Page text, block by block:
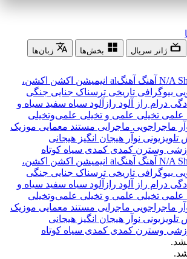
ژانر سریال بخش‌ها
زبان‌ها
N/A آهنگ آهنگal انیمیشن اکشن اکشن،
بیوگرافی تاریخی ترسناک جنایی جنگی
درام راز آلود رازآلود سیاه سفید سیاه و
علمی تخیلی علمی و تخیلی علمی‌و‌تخیلی
ماجراجویی ماجرایی مستند معمایی موزیک
تلویزیونی نوآر هیجان انگیز هیجانی
وسترن کمدی کمدی سیاه کوتاه
N/A آهنگ آهنگal انیمیشن اکشن اکشن،
بیوگرافی تاریخی ترسناک جنایی جنگی
درام راز آلود رازآلود سیاه سفید سیاه و
علمی تخیلی علمی و تخیلی علمی‌و‌تخیلی
ماجراجویی ماجرایی مستند معمایی موزیک
تلویزیونی نوآر هیجان انگیز هیجانی
وسترن کمدی کمدی سیاه کوتاه